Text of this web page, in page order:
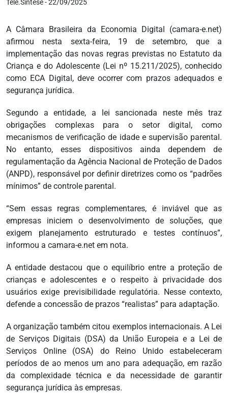
Tele.Síntese - 22/09/2025
A Câmara Brasileira da Economia Digital (camara-e.net)
afirmou nesta sexta-feira, 19 de setembro, que a
implementação das novas regras previstas no Estatuto da
Criança e do Adolescente (Lei nº 15.211/2025), conhecido
como ECA Digital, deve ocorrer com prazos adequados e
segurança jurídica.
Segundo a entidade, a lei sancionada neste mês traz
obrigações complexas para o setor digital, como
mecanismos de verificação de idade e supervisão parental.
No entanto, esses dispositivos ainda dependem de
regulamentação da Agência Nacional de Proteção de Dados
(ANPD), responsável por definir diretrizes como os “padrões
mínimos” de controle parental.
“Sem essas regras complementares, é inviável que as
empresas iniciem o desenvolvimento de soluções, que
exigem planejamento estruturado e testes contínuos”,
informou a camara-e.net em nota.
A entidade destacou que o equilíbrio entre a proteção de
crianças e adolescentes e o respeito à privacidade dos
usuários exige previsibilidade regulatória. Nesse contexto,
defende a concessão de prazos “realistas” para adaptação.
A organização também citou exemplos internacionais. A Lei
de Serviços Digitais (DSA) da União Europeia e a Lei de
Serviços Online (OSA) do Reino Unido estabeleceram
períodos de ao menos um ano para adequação, em razão
da complexidade técnica e da necessidade de garantir
segurança jurídica às empresas.